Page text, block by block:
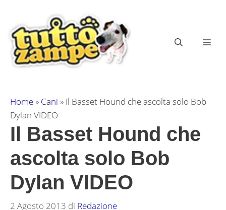
contenuto
Home» Cani » Il Basset Hound che ascolta solo Bob
Dylan VIDEO
Il Basset Hound che
ascolta solo Bob
Dylan VIDEO
2 Agosto 2013 di Redazione